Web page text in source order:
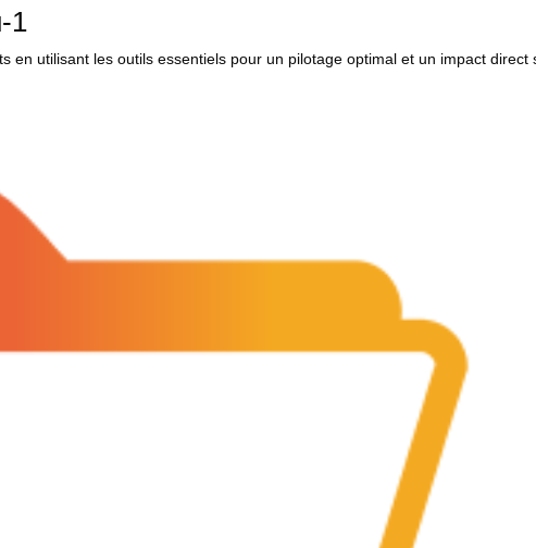
1
en utilisant les outils essentiels pour un pilotage optimal et un impact direct